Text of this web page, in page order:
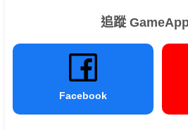
追蹤
Facebook